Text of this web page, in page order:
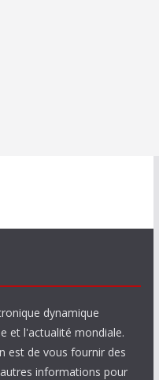
dynamique
et l'actualité mondiale.
est de vous fournir des
informations pour